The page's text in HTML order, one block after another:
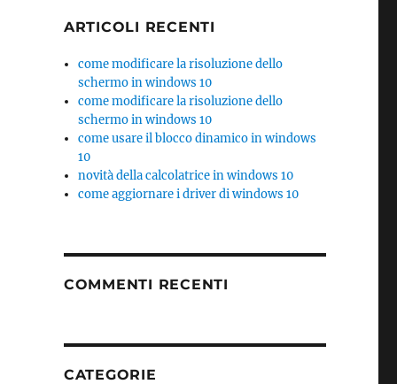
ARTICOLI RECENTI
come modificare la risoluzione dello
schermo in windows 10
come modificare la risoluzione dello
schermo in windows 10
come usare il blocco dinamico in windows
10
novità della calcolatrice in windows 10
come aggiornare i driver di windows 10
COMMENTI RECENTI
CATEGORIE